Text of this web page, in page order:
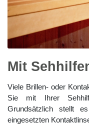
Mit
Viele Brillen- oder
Sie mit Ihrer
Grundsätzlich stellt
eingesetzten